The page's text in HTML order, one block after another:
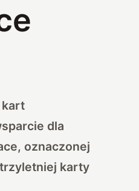
kart
dla
oznaczonej
karty